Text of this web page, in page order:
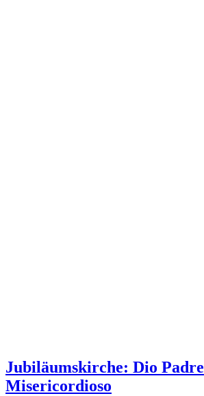
Jubiläumskirche: Dio Padre
Misericordioso